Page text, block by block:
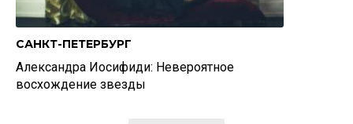
САНКТ-ПЕТЕРБУРГ
Александра Иосифиди: Невероятное
восхождение звезды